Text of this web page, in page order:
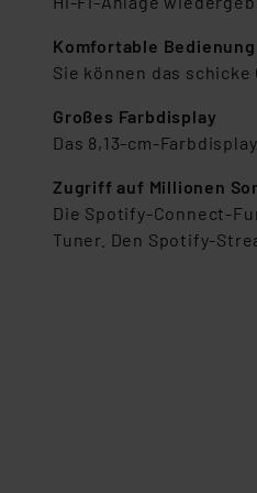
Komfortable Bedienung
Sie können das
Großes Farbdisplay
Das 8,13-cm-
Zugriff auf Millionen
Die Spotify-Connect-
Tuner. Den Spotify-